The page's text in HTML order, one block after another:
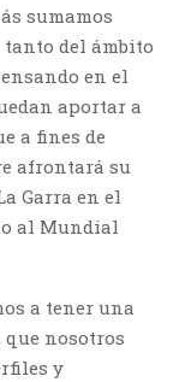
sumamos
tanto del ámbito
en el
aportar a
a fines de
afrontará su
Garra en el
al Mundial
a tener una
que nosotros
y